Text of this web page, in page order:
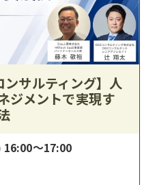
ンサルティング】人
ジメントで実現す
16:00～17:00